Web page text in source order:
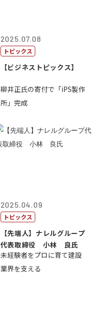
2025.07.08
トピックス
【ビジネストピックス】
柳井正氏の寄付で「iPS製作
所」完成
2025.04.09
トピックス
【先端人】ナレルグループ
代表取締役 小林 良氏
未経験者をプロに育て建設
業界を支える